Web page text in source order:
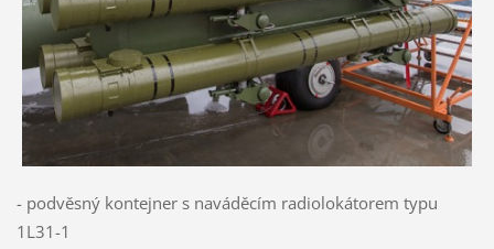
- podvěsný kontejner s naváděcím radiolokátorem typu
1L31-1